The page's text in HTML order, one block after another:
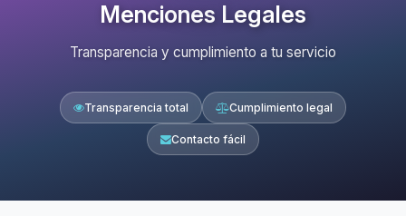
Menciones Legales
Transparencia y cumplimiento a tu servicio
Transparencia total Cumplimiento legal
Contacto fácil